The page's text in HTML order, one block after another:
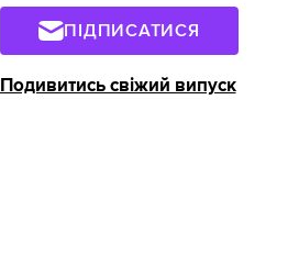
ПІДПИСАТИСЯ
Подивитись свіжий випуск